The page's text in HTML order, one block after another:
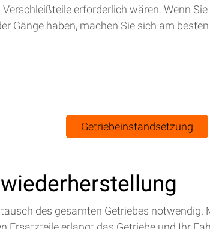
erforderlich wären. Wenn
Gänge haben, machen Sie sich am
Getriebeinstandsetzung
des gesamten Getriebes